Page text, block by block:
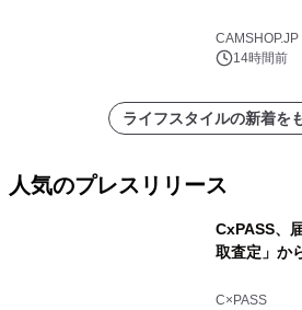
CAMSHOP.JP
14時間前
ライフスタイルの新着を
人気のプレスリリース
CxPASS、
取査定」か
C×PASS